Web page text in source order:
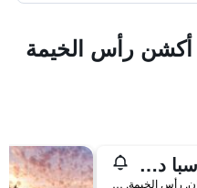
أكشن رأس الخيمة
منتجع وسبا دبل تري باي هيلتون جزيرة المرجان
جزيرة المرجان, رأس الخيمة, الامارات العربية المتحدة